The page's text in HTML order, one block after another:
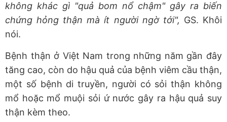
không khác gì "quả bom nổ chậm" gây ra biến
chứng hỏng thận mà ít người ngờ tới", GS. Khôi
nói.
Bệnh thận ở Việt Nam trong những năm gần đây
tăng cao, còn do hậu quả của bệnh viêm cầu thận,
một số bệnh di truyền, người có sỏi thận không
mổ hoặc mổ muội sỏi ứ nước gây ra hậu quả suy
thận kèm theo.